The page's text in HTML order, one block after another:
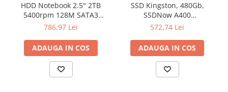
HDD Notebook 2.5" 2TB
5400rpm 128M SATA3
SEAGATE
786,97 Lei
ADAUGA IN COS
SSD Kingston, 480Gb,
SSDNow A400
"SA400S37/480G"
572,74 Lei
ADAUGA IN COS